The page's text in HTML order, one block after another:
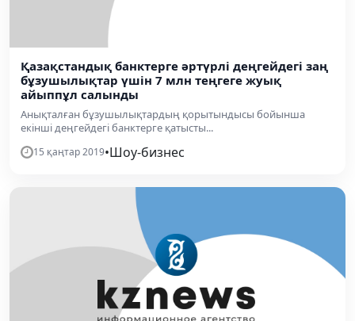
Қазақстандық банктерге әртүрлі деңгейдегі заң
бұзушылықтар үшін 7 млн теңгеге жуық
айыппұл салынды
Анықталған бұзушылықтардың қорытындысы бойынша
екінші деңгейдегі банктерге қатысты...
15 қаңтар 2019•Шоу-бизнес